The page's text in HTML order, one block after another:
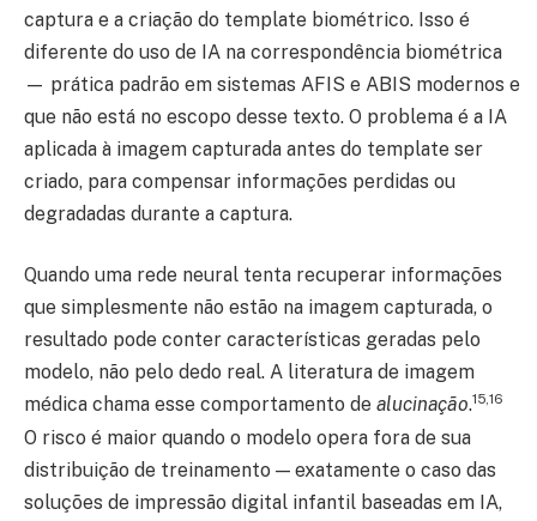
captura e a criação do template biométrico. Isso é
diferente do uso de IA na correspondência biométrica
— prática padrão em sistemas AFIS e ABIS modernos e
que não está no escopo desse texto. O problema é a IA
aplicada à imagem capturada antes do template ser
criado, para compensar informações perdidas ou
degradadas durante a captura.
Quando uma rede neural tenta recuperar informações
que simplesmente não estão na imagem capturada, o
resultado pode conter características geradas pelo
modelo, não pelo dedo real. A literatura de imagem
médica chama esse comportamento de alucinação.15,16
O risco é maior quando o modelo opera fora de sua
distribuição de treinamento — exatamente o caso das
soluções de impressão digital infantil baseadas em IA,